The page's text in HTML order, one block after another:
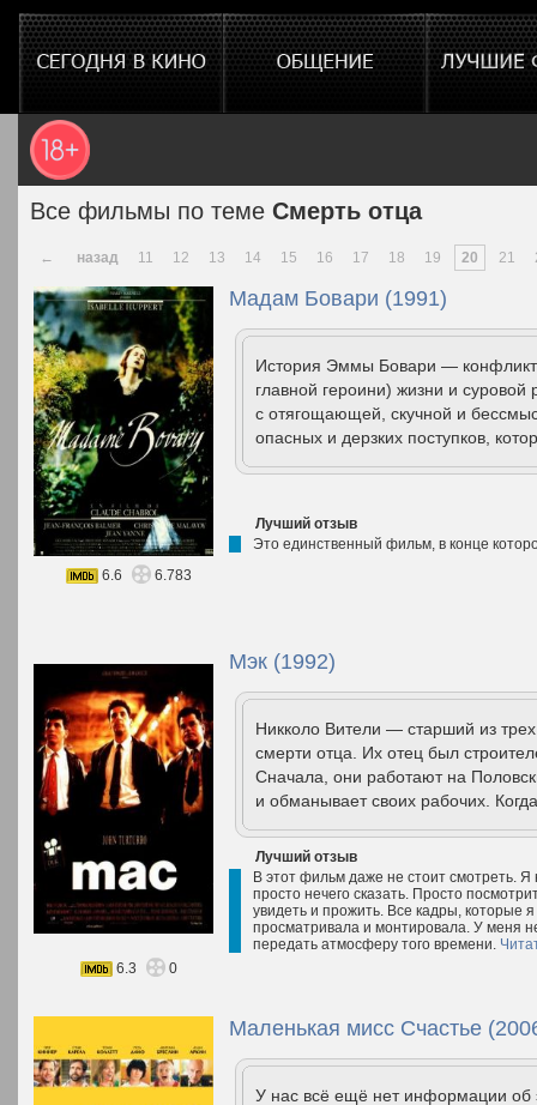
Все фильмы по теме Смерть отца
← назад 11 12 13 14 15 16 17 18 19 20 21
Мадам Бовари (1991)
История Эммы Бовари —
главной героини) жизни и
с отягощающей, скучной и
опасных и дерзких поступков,
Лучший отзыв
Это единственный фильм, в конце
6.6
6.783
Мэк (1992)
Никколо Вители — старший из
смерти отца. Их отец был
Сначала, они работают на
и обманывает своих рабочих.
Лучший отзыв
В этот фильм даже не стоит смотреть.
просто нечего сказать. Просто
увидеть и прожить. Все кадры, которые
просматривала и монтировала. У меня
передать атмосферу того времени.
6.3
0
Маленькая мисс Счастье
У нас всё ещё нет информации